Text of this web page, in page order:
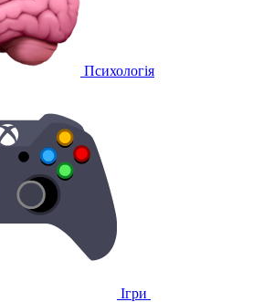
Психологія
Ігри